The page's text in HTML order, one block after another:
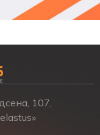
107,